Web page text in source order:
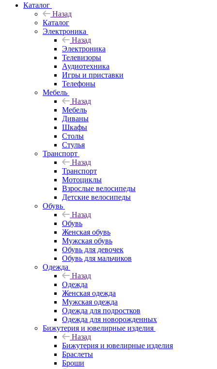
Каталог
Назад
Каталог
Электроника
Назад
Электроника
Телевизоры
Аудиотехника
Игры и приставки
Телефоны
Мебель
Назад
Мебель
Диваны
Шкафы
Столы
Стулья
Транспорт
Назад
Транспорт
Мотоциклы
Взрослые велосипеды
Детские велосипеды
Обувь
Назад
Обувь
Женская обувь
Мужская обувь
Обувь для девочек
Обувь для мальчиков
Одежда
Назад
Одежда
Женская одежда
Мужская одежда
Одежда для подростков
Одежда для новорожденных
Бижутерия и ювелирные изделия
Назад
Бижутерия и ювелирные изделия
Браслеты
Броши